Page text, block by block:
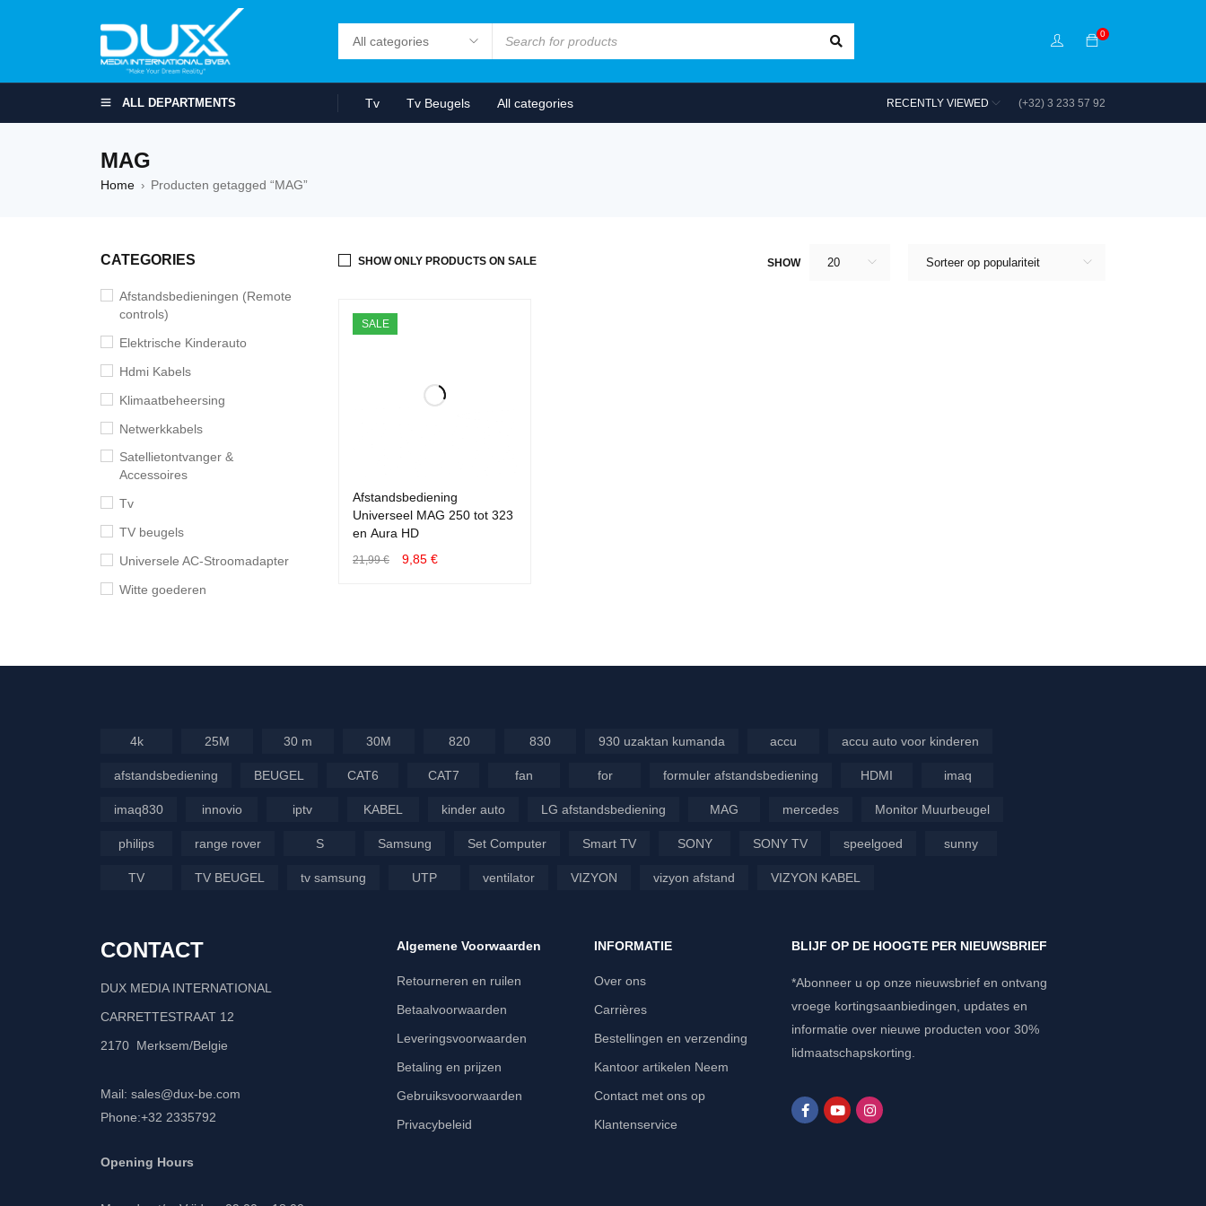
0
ALL DEPARTMENTS Tv Tv Beugels All categories (+32) 3 233 57 92
RECENTLY VIEWED
MAG
Home › Producten getagged “MAG”
CATEGORIES
Afstandsbedieningen (Remote
controls)
Elektrische Kinderauto
Hdmi Kabels
Klimaatbeheersing
Netwerkkabels
Satellietontvanger &
Accessoires
Tv
TV beugels
Universele AC-Stroomadapter
Witte goederen
Sorteer op populariteit
SHOW 20
SHOW ONLY PRODUCTS ON SALE
SALE
Afstandsbediening
Universeel MAG 250 tot 323
en Aura HD
21,99€ 9,85 €
4k 25M 30 m 30M 820 830 930 uzaktan kumanda accu accu auto voor kinderen
afstandsbediening BEUGEL CAT6 CAT7 fan for formuler afstandsbediening HDMI imaq
imaq830 innovio iptv KABEL kinder auto LG afstandsbediening MAG mercedes Monitor Muurbeugel
philips range rover S Samsung Set Computer Smart TV SONY SONY TV speelgoed sunny
TV TV BEUGEL tv samsung UTP ventilator VIZYON vizyon afstand VIZYON KABEL
CONTACT
DUX MEDIA INTERNATIONAL
CARRETTESTRAAT 12
2170 Merksem/Belgie
Mail: sales@dux-be.com
Phone:+32 2335792
Opening Hours
Algemene Voorwaarden
Retourneren en ruilen
Betaalvoorwaarden
Leveringsvoorwaarden
Betaling en prijzen
Gebruiksvoorwaarden
Privacybeleid
INFORMATIE
Over ons
Carrières
Bestellingen en verzending
Kantoor artikelen Neem
Contact met ons op
Klantenservice
BLIJF OP DE HOOGTE PER NIEUWSBRIEF
*Abonneer u op onze nieuwsbrief en ontvang
vroege kortingsaanbiedingen, updates en
informatie over nieuwe producten voor 30%
lidmaatschapskorting.